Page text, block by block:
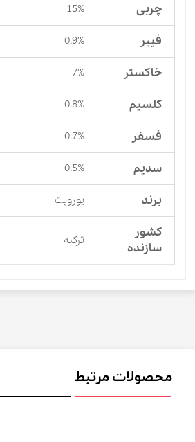
چربی 15%
فیبر 0.9%
خاکستر 7%
کلسیم 0.8%
فسفر 0.7%
سدیم 0.5%
برند یوروپت
کشور
سازنده
ترکیه
محصولات مرتبط